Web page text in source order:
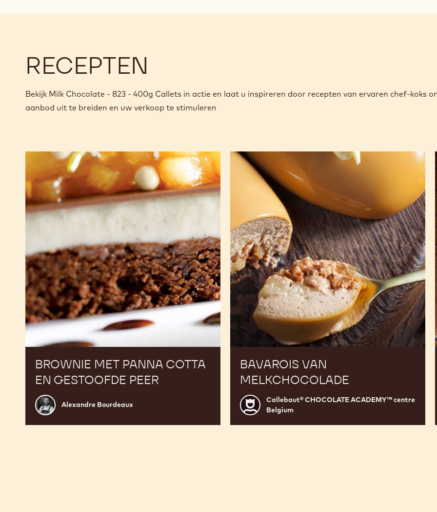
RECEPTEN
Bekijk Milk Chocolate - 823 - 400g Callets in actie en laat u inspireren door recepten van ervaren chef-koks
aanbod uit te breiden en uw verkoop te stimuleren
BROWNIE MET PANNA COTTA
EN GESTOOFDE PEER
Alexandre
Bourdeaux
Alexandre Bourdeaux
Brownie
panna
cotta
en
gestoofde
BAVAROIS VAN
MELKCHOCOLADE
Callebaut®
CHOCOLATE
ACADEMY™
Callebaut® CHOCOLATE ACADEMY™ centre
Belgium
Bavarois
melkchocolade